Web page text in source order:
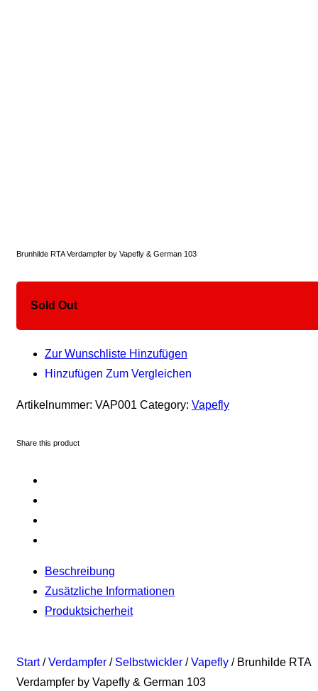
Brunhilde RTA Verdampfer by Vapefly & German 103
Sold Out
Zur Wunschliste Hinzufügen
Hinzufügen Zum Vergleichen
Artikelnummer: VAP001 Category: Vapefly
Share this product
Beschreibung
Zusätzliche Informationen
Produktsicherheit
Start/Verdampfer / Selbstwickler /Vapefly / Brunhilde RTA
Verdampfer by Vapefly & German 103